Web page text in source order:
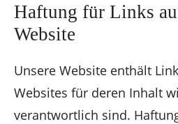
Haftung für Links
Website
Unsere Website enthält
Websites für deren Inhalt
verantwortlich sind.